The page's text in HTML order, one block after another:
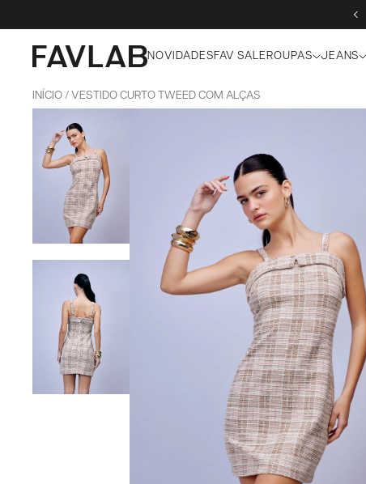
NOVIDADESFAV SALEROUPAS JEANS
INÍCIO VESTIDO CURTO TWEED COM ALÇAS